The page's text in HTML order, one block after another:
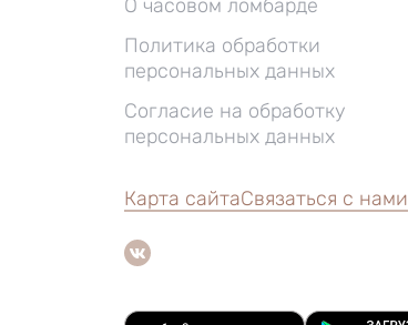
О часовом ломбарде
Политика обработки
персональных данных
Согласие на обработку
персональных данных
Карта сайтаСвязаться с нами